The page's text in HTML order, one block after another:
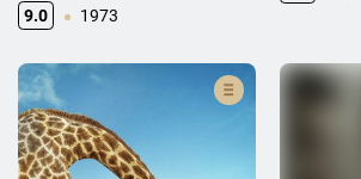
9.0 1973